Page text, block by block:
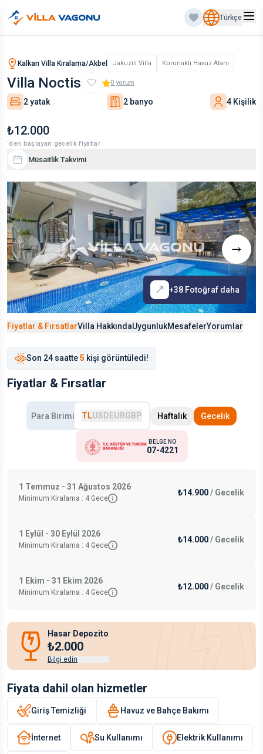
Türkçe
Kalkan Villa Kiralama/Akbel Jakuzili Villa Korunaklı Havuz Alanı
Villa Noctis 0 yorum
2 yatak 2 banyo 4 Kişilik
₺12.000
‘den başlayan gecelik fiyatlar
Müsaitlik Takvimi
+38 Fotoğraf daha
Fiyatlar & FırsatlarVilla HakkındaUygunlukMesafelerYorumlar
Son 24 saatte5 kişi görüntüledi!
Fiyatlar & Fırsatlar
Para Birimi TLUSD EURGBP Haftalık Gecelik
BELGE NO
07-4221
1 Temmuz - 31 Ağustos 2026
Minimum Kiralama : 4 Gece
₺14.900/ Gecelik
1 Eylül - 30 Eylül 2026
Minimum Kiralama : 4 Gece
₺14.000/ Gecelik
1 Ekim - 31 Ekim 2026
Minimum Kiralama : 4 Gece
₺12.000/ Gecelik
Hasar Depozito
₺2.000
Bilgi edin
Fiyata dahil olan hizmetler
Giriş Temizliği Havuz ve Bahçe Bakımı
İnternet Su Kullanımı Elektrik Kullanımı